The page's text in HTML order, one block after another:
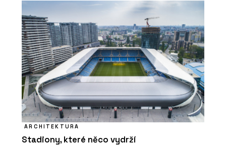
ARCHITEKTURA
Stadiony, které něco vydrží